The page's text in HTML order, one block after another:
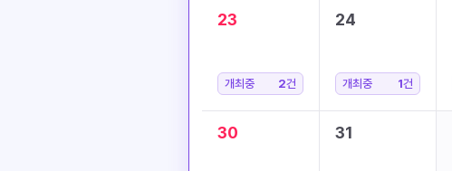
23
개최중 2건
24
개최중 1건
30 31